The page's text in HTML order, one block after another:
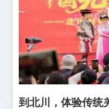
到北川，体验传统